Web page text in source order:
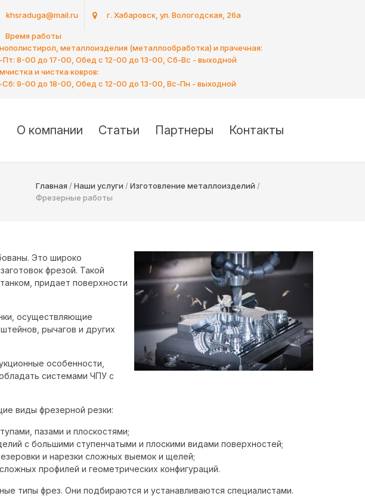
khsraduga@mail.ru г. Хабаровск, ул. Вологодская, 26а
Время работы
металлоизделия (металлообработка) и прачечная:
Пт: 8-00 до 17-00, Обед с 12-00 до 13-00, Сб-Вс - выходной
и чистка ковров:
Сб: 9-00 до 18-00, Обед с 12-00 до 13-00, Вс-Пн - выходной
О компании Статьи Партнеры Контакты
Главная /Наши услуги /Изготовление металлоизделий /
Фрезерные работы
Это широко
фрезой. Такой
придает поверхности
осуществляющие
рычагов и других
особенности,
системами ЧПУ с
виды фрезерной резки:
пазами и плоскостями;
с большими ступенчатыми и плоскими видами поверхностей;
и нарезки сложных выемок и щелей;
профилей и геометрических конфигураций.
типы фрез. Они подбираются и устанавливаются специалистами.